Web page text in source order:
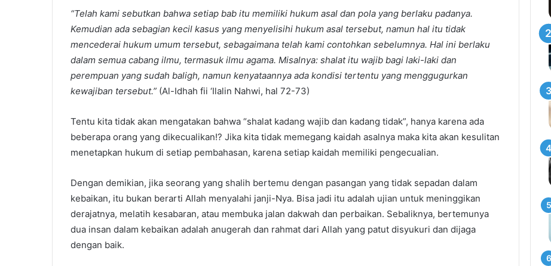
“Telah kami sebutkan bahwa setiap bab itu memiliki hukum asal dan pola yang berlaku padanya.
Kemudian ada sebagian kecil kasus yang menyelisihi hukum asal tersebut, namun hal itu tidak
mencederai hukum umum tersebut, sebagaimana telah kami contohkan sebelumnya. Hal ini berlaku
dalam semua cabang ilmu, termasuk ilmu agama. Misalnya: shalat itu wajib bagi laki-laki dan
perempuan yang sudah baligh, namun kenyataannya ada kondisi tertentu yang menggugurkan
kewajiban tersebut.” (Al-Idhah fii ‘Ilalin Nahwi, hal 72-73)
Tentu kita tidak akan mengatakan bahwa “shalat kadang wajib dan kadang tidak”, hanya karena ada
beberapa orang yang dikecualikan!? Jika kita tidak memegang kaidah asalnya maka kita akan kesulitan
menetapkan hukum di setiap pembahasan, karena setiap kaidah memiliki pengecualian.
Dengan demikian, jika seorang yang shalih bertemu dengan pasangan yang tidak sepadan dalam
kebaikan, itu bukan berarti Allah menyalahi janji-Nya. Bisa jadi itu adalah ujian untuk meninggikan
derajatnya, melatih kesabaran, atau membuka jalan dakwah dan perbaikan. Sebaliknya, bertemunya
dua insan dalam kebaikan adalah anugerah dan rahmat dari Allah yang patut disyukuri dan dijaga
dengan baik.